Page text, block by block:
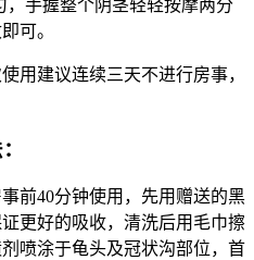
手握整个阴茎轻轻按摩两分
可。
用建议连续三天不进行房事，
前40分钟使用，先用赠送的黑
更好的吸收，清洗后用毛巾擦
喷涂于龟头及冠状沟部位，首